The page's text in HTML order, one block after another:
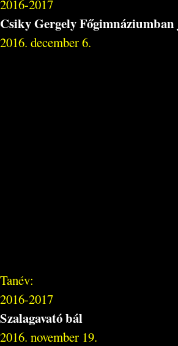
2016-2017
Csiky Gergely
2016. december 6.
Tanév:
2016-2017
Szalagavató bál
2016. november 19.